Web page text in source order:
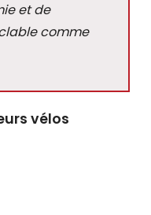
et de
comme
vélos